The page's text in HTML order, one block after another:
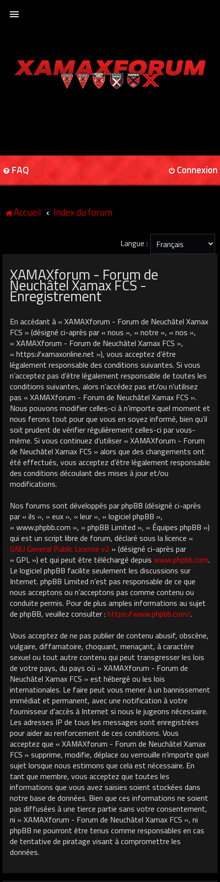
XAMAXFORUM
FAQ Connexion
Accueil Index du forum
Langue :
XAMAXforum - Forum de
Neuchâtel Xamax FCS -
Enregistrement
En accédant à « XAMAXforum - Forum de Neuchâtel Xamax
FCS » (désigné ci-après par « nous », « notre », « nos »,
« XAMAXforum - Forum de Neuchâtel Xamax FCS »,
« https://xamaxonline.net »), vous acceptez d’être
légalement responsable des conditions suivantes. Si vous
n’acceptez pas d’être légalement responsable de toutes les
conditions suivantes, alors n’accédez pas et/ou n’utilisez
pas « XAMAXforum - Forum de Neuchâtel Xamax FCS ».
Nous pouvons modifier celles-ci à n’importe quel moment et
nous ferons tout pour que vous en soyez informé, bien qu’il
soit prudent de vérifier régulièrement celles-ci par vous-
même. Si vous continuez d’utiliser « XAMAXforum - Forum
de Neuchâtel Xamax FCS » alors que des changements ont
été effectués, vous acceptez d’être légalement responsable
des conditions découlant des mises à jour et/ou
modifications.
Nos forums sont développés par phpBB (désigné ci-après
par « ils », « eux », « leur », « logiciel phpBB »,
« www.phpbb.com », « phpBB Limited », « Équipes phpBB »)
qui est un script libre de forum, déclaré sous la licence «
GNU General Public License v2 » (désigné ci-après par
« GPL ») et qui peut être téléchargé depuis www.phpbb.com.
Le logiciel phpBB facilite seulement les discussions sur
Internet. phpBB Limited n’est pas responsable de ce que
nous acceptons ou n’acceptons pas comme contenu ou
conduite permis. Pour de plus amples informations au sujet
de phpBB, veuillez consulter : https://www.phpbb.com/.
Vous acceptez de ne pas publier de contenu abusif, obscène,
vulgaire, diffamatoire, choquant, menaçant, à caractère
sexuel ou tout autre contenu qui peut transgresser les lois
de votre pays, du pays où « XAMAXforum - Forum de
Neuchâtel Xamax FCS » est hébergé ou les lois
internationales. Le faire peut vous mener à un bannissement
immédiat et permanent, avec une notification à votre
fournisseur d’accès à Internet si nous le jugeons nécessaire.
Les adresses IP de tous les messages sont enregistrées
pour aider au renforcement de ces conditions. Vous
acceptez que « XAMAXforum - Forum de Neuchâtel Xamax
FCS » supprime, modifie, déplace ou verrouille n’importe quel
sujet lorsque nous estimons que cela est nécessaire. En
tant que membre, vous acceptez que toutes les
informations que vous avez saisies soient stockées dans
notre base de données. Bien que ces informations ne soient
pas diffusées à une tierce partie sans votre consentement,
ni « XAMAXforum - Forum de Neuchâtel Xamax FCS », ni
phpBB ne pourront être tenus comme responsables en cas
de tentative de piratage visant à compromettre les
données.